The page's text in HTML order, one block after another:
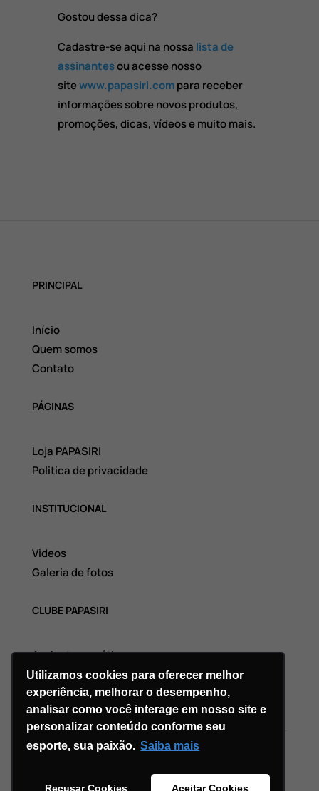
Utilizamos cookies para oferecer melhor
experiência, melhorar o desempenho,
analisar como você interage em nosso site e
personalizar conteúdo conforme seu
esporte, sua paixão. Saiba mais
Recusar Cookies Aceitar Cookies
Gostou dessa dica?
Cadastre-se aqui na nossa lista de
assinantesou acesse nosso
sitewww.papasiri.compara receber
informações sobre novos produtos,
promoções, dicas, vídeos e muito mais.
PRINCIPAL
Início
Quem somos
Contato
PÁGINAS
Loja PAPASIRI
Politica de privacidade
INSTITUCIONAL
Videos
Galeria de fotos
CLUBE PAPASIRI
Assinatura grátis